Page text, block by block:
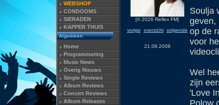
WEBSHOP
CONDOOMS
SIERADEN
KAPPER THUIS
Algemeen
Home
Programmering
Music News
Overig Nieuws
Single Reviews
Album Reviews
Concert Reviews
Album Releases
[© 2026 Reflex FM]
vorige
overzicht volgende
21.08.2008
Soulja
geven,
op de
voor
Wel
zijn
'Love
Polow